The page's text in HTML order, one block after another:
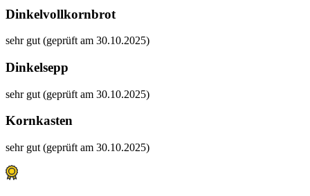
Dinkelvollkornbrot
sehr gut (geprüft am 30.10.2025)
Dinkelsepp
sehr gut (geprüft am 30.10.2025)
Kornkasten
sehr gut (geprüft am 30.10.2025)